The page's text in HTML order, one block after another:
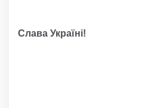
Слава Україні!